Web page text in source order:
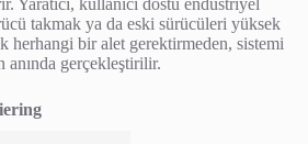
takmak ya da eski sürücüleri yüksek
herhangi bir alet gerektirmeden, sistemi
anında gerçekleştirilir.